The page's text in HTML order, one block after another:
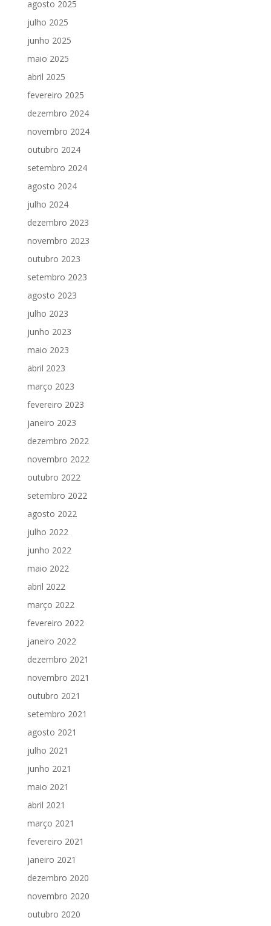
agosto 2025
julho 2025
junho 2025
maio 2025
abril 2025
fevereiro 2025
dezembro 2024
novembro 2024
outubro 2024
setembro 2024
agosto 2024
julho 2024
dezembro 2023
novembro 2023
outubro 2023
setembro 2023
agosto 2023
julho 2023
junho 2023
maio 2023
abril 2023
março 2023
fevereiro 2023
janeiro 2023
dezembro 2022
novembro 2022
outubro 2022
setembro 2022
agosto 2022
julho 2022
junho 2022
maio 2022
abril 2022
março 2022
fevereiro 2022
janeiro 2022
dezembro 2021
novembro 2021
outubro 2021
setembro 2021
agosto 2021
julho 2021
junho 2021
maio 2021
abril 2021
março 2021
fevereiro 2021
janeiro 2021
dezembro 2020
novembro 2020
outubro 2020